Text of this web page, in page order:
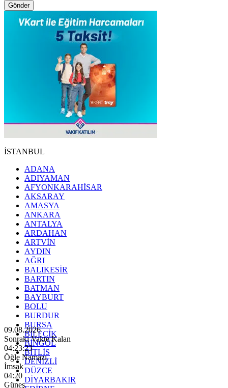
Gönder
İSTANBUL
ADANA
ADIYAMAN
AFYONKARAHİSAR
AKSARAY
AMASYA
ANKARA
ANTALYA
ARDAHAN
ARTVİN
AYDIN
AĞRI
BALIKESİR
BARTIN
BATMAN
BAYBURT
BOLU
BURDUR
BURSA
BİLECİK
BİNGÖL
BİTLİS
DENİZLİ
DÜZCE
DİYARBAKIR
09.08.2026
Sonraki Vakte Kalan
04:23:21
Öğle Namazı
İmsak
04:20
Güneş